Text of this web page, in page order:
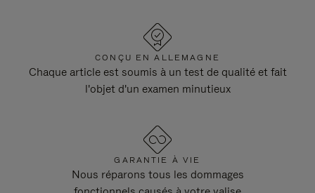
CONÇU EN ALLEMAGNE
Chaque article est soumis à un test de qualité et fait
l'objet d'un examen minutieux
GARANTIE À VIE
Nous réparons tous les dommages